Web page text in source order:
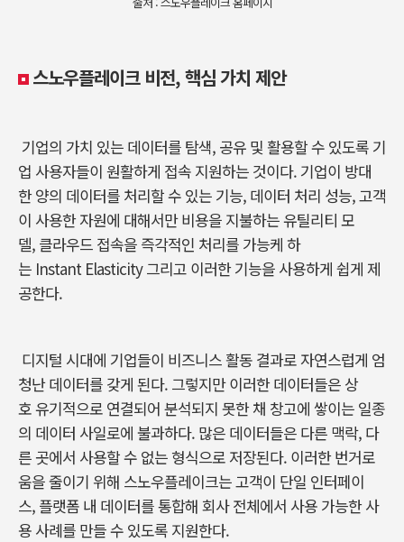
스노우플레이크 비전, 핵심 가치 제안
기업의 가치 있는 데이터를 탐색, 공유 및 활용할 수 있도록 기
업 사용자들이 원활하게 접속 지원하는 것이다. 기업이 방대
한 양의 데이터를 처리할 수 있는 기능, 데이터 처리 성능, 고객
이 사용한 자원에 대해서만 비용을 지불하는 유틸리티 모
델, 클라우드 접속을 즉각적인 처리를 가능케 하
는 Instant Elasticity 그리고 이러한 기능을 사용하게 쉽게 제
공한다.
디지털 시대에 기업들이 비즈니스 활동 결과로 자연스럽게 엄
청난 데이터를 갖게 된다. 그렇지만 이러한 데이터들은 상
호 유기적으로 연결되어 분석되지 못한 채 창고에 쌓이는 일종
의 데이터 사일로에 불과하다. 많은 데이터들은 다른 맥락, 다
른 곳에서 사용할 수 없는 형식으로 저장된다. 이러한 번거로
움을 줄이기 위해 스노우플레이크는 고객이 단일 인터페이
스, 플랫폼 내 데이터를 통합해 회사 전체에서 사용 가능한 사
용 사례를 만들 수 있도록 지원한다.